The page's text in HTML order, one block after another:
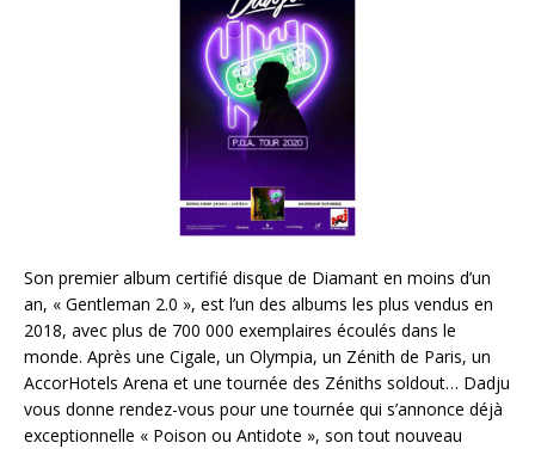
Son premier album certifié disque de Diamant en moins d’un
an, « Gentleman 2.0 », est l’un des albums les plus vendus en
2018, avec plus de 700 000 exemplaires écoulés dans le
monde. Après une Cigale, un Olympia, un Zénith de Paris, un
AccorHotels Arena et une tournée des Zéniths soldout… Dadju
vous donne rendez-vous pour une tournée qui s’annonce déjà
exceptionnelle « Poison ou Antidote », son tout nouveau